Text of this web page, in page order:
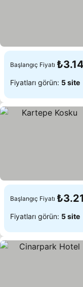
Başlangıç Fiyatı
Fiyatları görün: 5 site
Başlangıç Fiyatı
Fiyatları görün: 5 site